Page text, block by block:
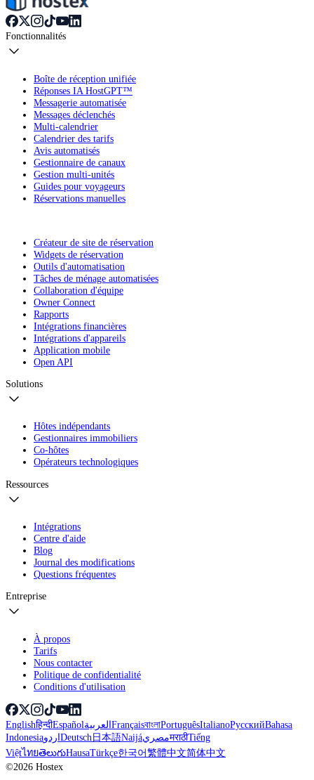
Fonctionnalités
Boîte de réception unifiée
Réponses IA HostGPT™
Messagerie automatisée
Messages déclenchés
Multi-calendrier
Calendrier des tarifs
Avis automatisés
Gestionnaire de canaux
Gestion multi-unités
Guides pour voyageurs
Réservations manuelles
Créateur de site de réservation
Widgets de réservation
Outils d'automatisation
Tâches de ménage automatisées
Collaboration d'équipe
Owner Connect
Rapports
Intégrations financières
Intégrations d'appareils
Application mobile
Open API
Solutions
Hôtes indépendants
Gestionnaires immobiliers
Co-hôtes
Opérateurs technologiques
Ressources
Intégrations
Centre d'aide
Blog
Journal des modifications
Questions fréquentes
Entreprise
À propos
Tarifs
Nous contacter
Politique de confidentialité
Conditions d'utilisation
Englishहिन्दीEspañolالعربيةFrançaisবাংলাPortuguêsItalianoРусскийBahasa
IndonesiaاردوDeutsch日本語NaijáمصريमराठीTiếng
ViệtไทยతెలుగుHausaTürkçe한국어繁體中文简体中文
©2026 Hostex